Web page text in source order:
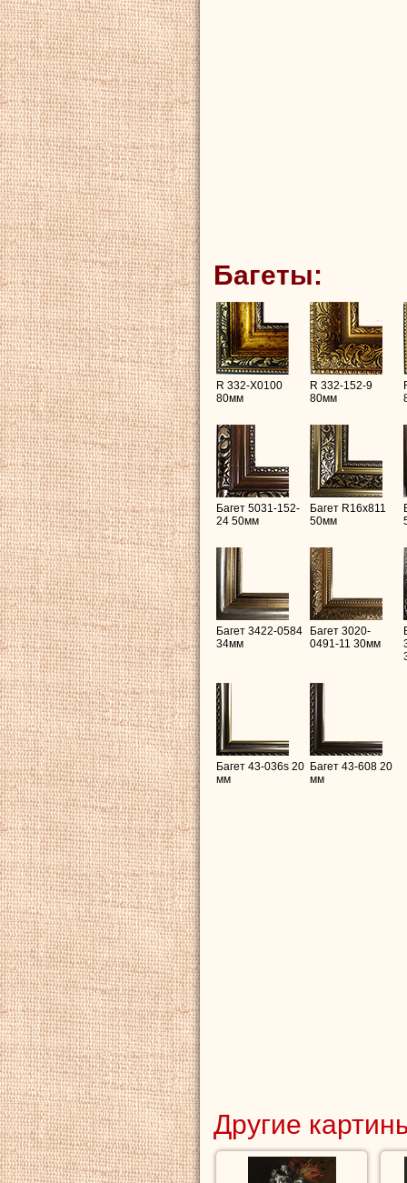
Багеты:
R 332-X0100
80мм
R 332-152-9
80мм
Багет 5031-152-
24 50мм
Багет R16х811
50мм
Багет 3422-0584
34мм
Багет 3020-
0491-11 30мм
Багет 43-036s 20
мм
Багет 43-608 20
мм
Другие